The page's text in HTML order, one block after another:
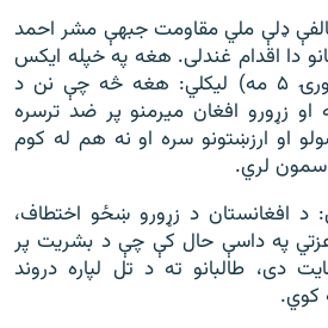
ډلې ملي مقاومت جبهې مشر احمد
دا اقدام غندلی. هغه په خپله ایکس
پاڼه پرون جمعه (د جنورۍ ۵ مه) لیکلي: هغه څه چې نن د
زړورو افغان میرمنو پر ضد ترسره
او ارزښتونو سره او نه هم له کوم
سمون لري.
د افغانستان د زړورو ښځو اختطاف،
په داسې حال کې چې د بشریت پر
دی، طالبانو ته د تل لپاره دروند
کوي.